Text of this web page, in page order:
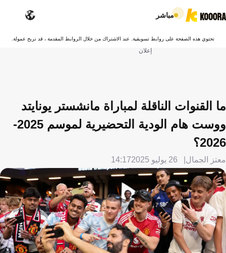
مباشر
تحتوي هذه الصفحة على روابط تسويقية. عند الاشتراك من خلال الروابط المقدمة ، قد نربح عمولة.
إعلان
ما القنوات الناقلة لمباراة مانشستر يونايتد
ووست هام الودية التحضيرية لموسم 2025-
2026؟
معتز الجمال 26 يوليو 2025 14:17